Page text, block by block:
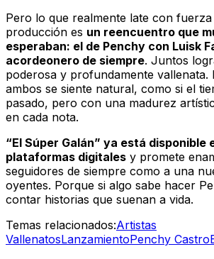
Pero lo que realmente late con fuerza
producción es un reencuentro que
esperaban: el de Penchy con Luisk
acordeonero de siempre. Juntos
poderosa y profundamente vallenata.
ambos se siente natural, como si el
pasado, pero con una madurez
en cada nota.
“El Súper Galán” ya está disponible
plataformas digitales y promete
seguidores de siempre como a una
oyentes. Porque si algo sabe hacer
contar historias que suenan a vida.
Temas relacionados:Artistas
VallenatosLanzamientoPenchy Castro